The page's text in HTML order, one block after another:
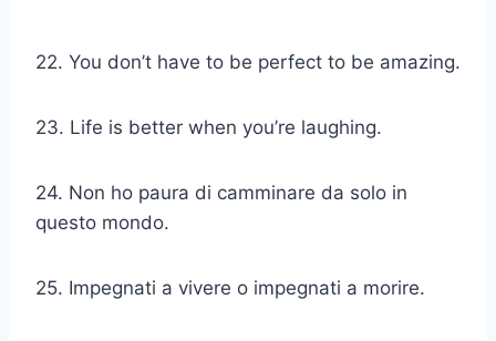
22. You don’t have to be perfect to be amazing.
23. Life is better when you’re laughing.
24. Non ho paura di camminare da solo in
questo mondo.
25. Impegnati a vivere o impegnati a morire.